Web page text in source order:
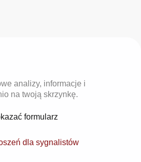
analizy, informacje i
na twoją skrzynkę.
formularz
dla sygnalistów